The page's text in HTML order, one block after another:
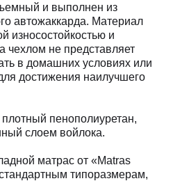
и выполнен из
автожаккарда. Материал
износостойкостью и
чехлом не представляет
в домашних условиях или
достижения наилучшего
пенополиуретан,
слоем войлока.
матрас от «Matras
типоразмерам,